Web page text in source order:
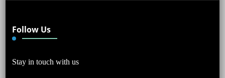
Follow Us
Stay in touch with us